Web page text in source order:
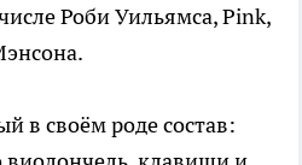
Роби Уильямса, Pink,
в своём роде состав: